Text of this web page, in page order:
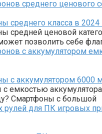
среднего класса в 2024
средней ценовой
позволить себе
с аккумулятором 6000
емкостью
Смартфоны с большой